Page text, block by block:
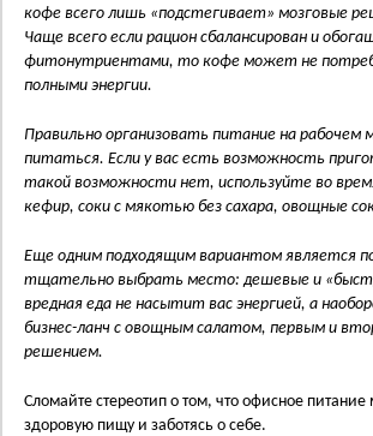
кофе всего лишь «подстегивает» мозговые
Чаще всего если рацион сбалансирован и
фитонутриентами, то кофе может не
полными энергии.
Правильно организовать питание на
питаться. Если у вас есть возможность
такой возможности нет, используйте во
кефир, соки с мякотью без сахара, овощные
Еще одним подходящим вариантом является
тщательно выбрать место: дешевые и
вредная еда не насытит вас энергией, а
бизнес-ланч с овощным салатом, первым и
решением.
Сломайте стереотип о том, что офисное
здоровую пищу и заботясь о себе.